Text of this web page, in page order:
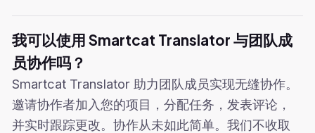
我可以使用 Smartcat Translator 与团队成
员协作吗？
Smartcat Translator 助力团队成员实现无缝协作。
邀请协作者加入您的项目，分配任务，发表评论，
并实时跟踪更改。协作从未如此简单。我们不收取